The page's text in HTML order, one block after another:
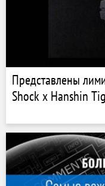
Представлены
Shock x Hanshin